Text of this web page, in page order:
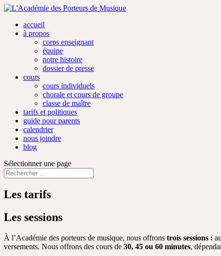
accueil
à propos
corps enseignant
équipe
notre histoire
dossier de presse
cours
cours individuels
chorale et cours de groupe
classe de maître
tarifs et politiques
guide pour parents
calendrier
nous joindre
blog
Sélectionner une page
Les tarifs
Les sessions
À l’Académie des porteurs de musique, nous offrons trois sessions :
versements. Nous offrons des cours de 30, 45 ou 60 minutes,